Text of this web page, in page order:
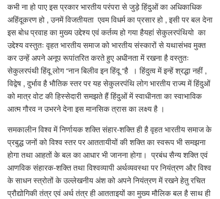
कभी ना हो पाए इस प्रकार भारतीय परंपरा से जुड़े हिंदुओं का अधिकाधिक
अहिंदूकरण हो , उनमें विजतीयता एवम विधर्म का प्रसार हो , इसी पर बल देना
इस बोध प्रवाह का मुख्य उद्देश्य एवं कर्तव्य हो गया हैयहां सेकुलरपंथियो का
उद्देश्य वस्तुतः वृहत भारतीय समाज को भारतीय संस्कारों से यथासंभव मुक्त
कर उन्हें अपने अनूप रूपांतरित करते हुए अधीनता में रखना है वस्तुतः
सेकुलरपंथी हिंदू लोग “नान बिलीव इन हिंदू “है । हिंदुत्व में इन्हें श्रद्धा नहीं ,
विद्वेष , दुर्भाव है भौतिक स्तर पर यह सेकुलरपंथि लोग भारतीय राज्य में हिंदुओं
को मात्र वोट की हिस्सेदारी समझते हैं हिंदुओं में स्वाधीनता का स्वाभाविक
आत्म गौरव न उभरने देना इस मानसिक त्रास का लक्ष्य है ।
समकालीन विश्व में निर्णायक शक्ति संहार-शक्ति ही है वृहत भारतीय समाज के
प्रबुद्ध जनों को विश्व स्तर पर आततायीयों की शक्ति का स्वरूप भी समझना
होगा तथा आहतों के बल का आधार भी जानना होगा। प्रबंध सैन्य शक्ति एवं
आणविक संहारक-शक्ति तथा विश्वव्यापी अर्थव्यवस्था पर नियंत्रण और विश्व
के साधन स्त्रोतों के उल्लेखनीय अंश को अपने नियंत्रण में रखने हेतु रचित
प्रौद्योगिकी तंत्र एवं अर्थ तंत्र ही आतताइयों का मुख्य मौलिक बल है साथ ही